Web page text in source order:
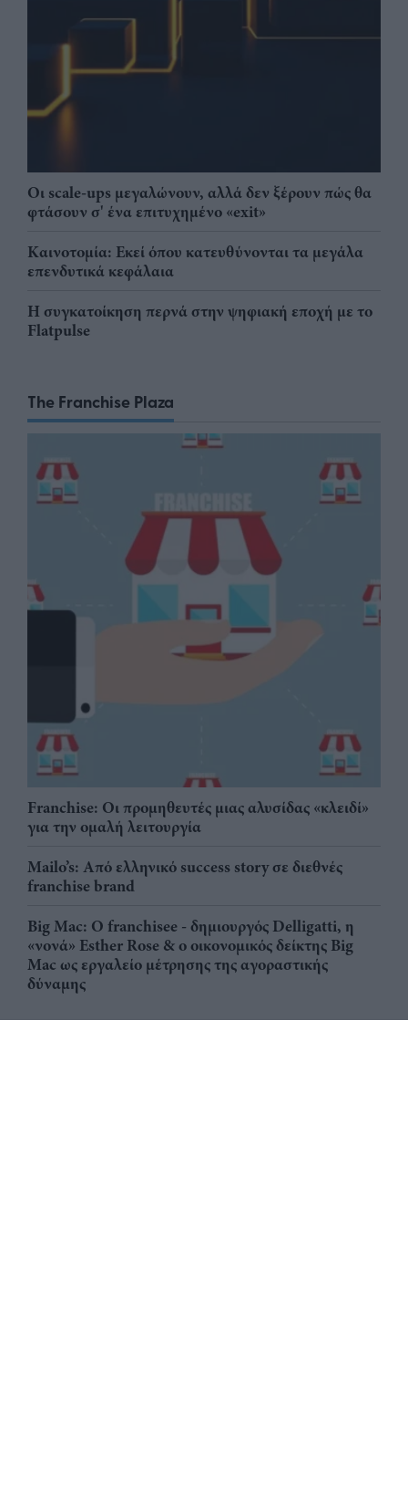
Οι scale-ups μεγαλώνουν, αλλά δεν ξέρουν πώς θα
φτάσουν σ' ένα επιτυχημένο «exit»
Καινοτομία: Εκεί όπου κατευθύνονται τα μεγάλα
επενδυτικά κεφάλαια
Η συγκατοίκηση περνά στην ψηφιακή εποχή με το
Flatpulse
The Franchise Plaza
Franchise: Οι προμηθευτές μιας αλυσίδας «κλειδί»
για την ομαλή λειτουργία
Mailo’s: Από ελληνικό success story σε διεθνές
franchise brand
Big Mac: Ο franchisee - δημιουργός Delligatti, η
«νονά» Esther Rose & ο οικονομικός δείκτης Big
Mac ως εργαλείο μέτρησης της αγοραστικής
δύναμης